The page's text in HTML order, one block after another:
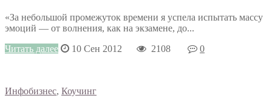
«За небольшой промежуток времени я успела испытать массу
эмоций — от волнения, как на экзамене, до...
Читать далее
10 Сен 2012 2108 0
Инфобизнес, Коучинг